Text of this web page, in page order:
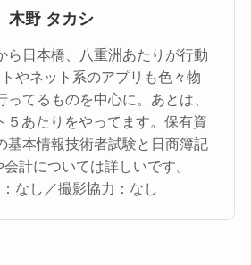
木野 タカシ
ら日本橋、八重洲あたりが行動
やネット系のアプリも色々物
ってるものを中心に。あとは、
５あたりをやってます。保有資
基本情報技術者試験と日商簿記
計については詳しいです。
なし／撮影協力：なし